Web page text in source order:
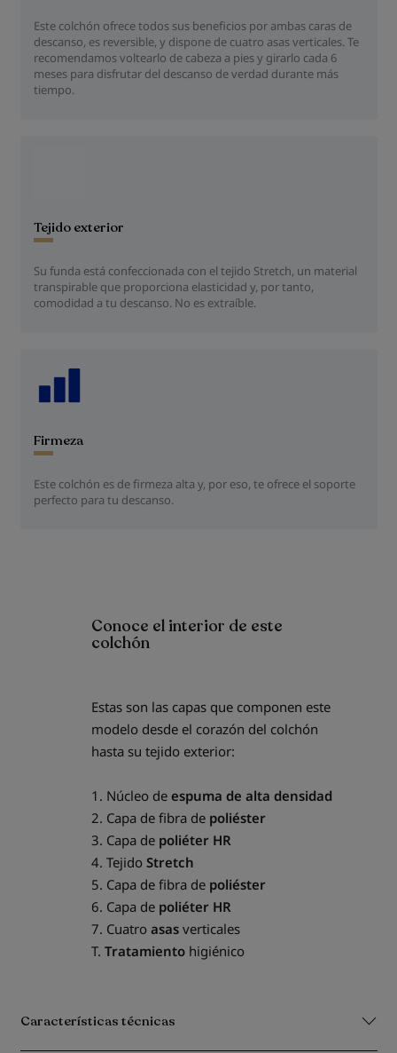
Este colchón ofrece todos sus beneficios por ambas caras de
descanso, es reversible, y dispone de cuatro asas verticales. Te
recomendamos voltearlo de cabeza a pies y girarlo cada 6
meses para disfrutar del descanso de verdad durante más
tiempo.
Tejido exterior
Su funda está confeccionada con el tejido Stretch, un material
transpirable que proporciona elasticidad y, por tanto,
comodidad a tu descanso. No es extraíble.
Firmeza
Este colchón es de firmeza alta y, por eso, te ofrece el soporte
perfecto para tu descanso.
Conoce el interior de este
colchón
Estas son las capas que componen este
modelo desde el corazón del colchón
hasta su tejido exterior:
1. Núcleo de espuma de alta densidad
2. Capa de fibra de poliéster
3. Capa de poliéter HR
4. Tejido Stretch
5. Capa de fibra de poliéster
6. Capa de poliéter HR
7. Cuatro asasverticales
T. Tratamiento higiénico
Características técnicas